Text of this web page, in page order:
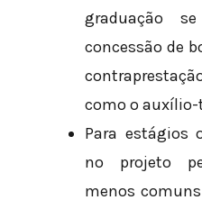
graduação
concessão de
como o
Para estágios
no projeto
menos